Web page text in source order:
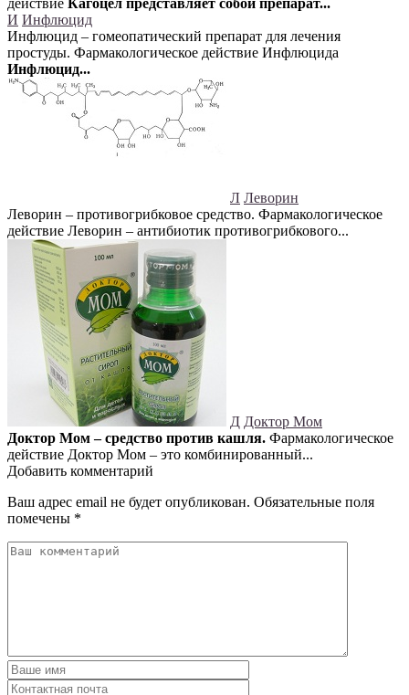
действие Кагоцел представляет собой препарат...
И Инфлюцид
Инфлюцид – гомеопатический препарат для лечения
простуды. Фармакологическое действие Инфлюцида
Инфлюцид...
Л Леворин
Леворин – противогрибковое средство. Фармакологическое
действие Леворин – антибиотик противогрибкового...
Д Доктор Мом
Доктор Мом – средство против кашля. Фармакологическое
действие Доктор Мом – это комбинированный...
Добавить комментарий
Ваш адрес email не будет опубликован. Обязательные поля
помечены *